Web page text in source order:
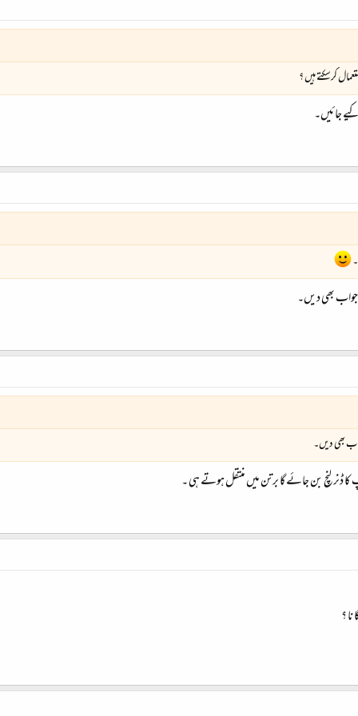
کرسکتے ہیں ؟
جائیں۔
جواب بھی دیں۔
بھی دیں۔
ڈنر لنچ بن جائے گا برتن میں منتقل ہوتے ہی ۔
؟